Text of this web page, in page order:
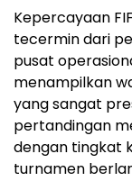
Kepercayaan
tecermin dari
pusat
menampilkan
yang sangat
pertandingan
dengan tingkat
turnamen